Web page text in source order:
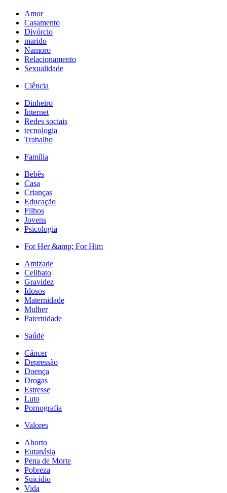
Amor
Casamento
Divórcio
marido
Namoro
Relacionamento
Sexualidade
Ciência
Dinheiro
Internet
Redes sociais
tecnologia
Trabalho
Família
Bebês
Casa
Crianças
Educação
Filhos
Jovens
Psicologia
For Her &amp; For Him
Amizade
Celibato
Gravidez
Idosos
Maternidade
Mulher
Paternidade
Saúde
Câncer
Depressão
Doença
Drogas
Estresse
Luto
Pornografia
Valores
Aborto
Eutanásia
Pena de Morte
Pobreza
Suicídio
Vida